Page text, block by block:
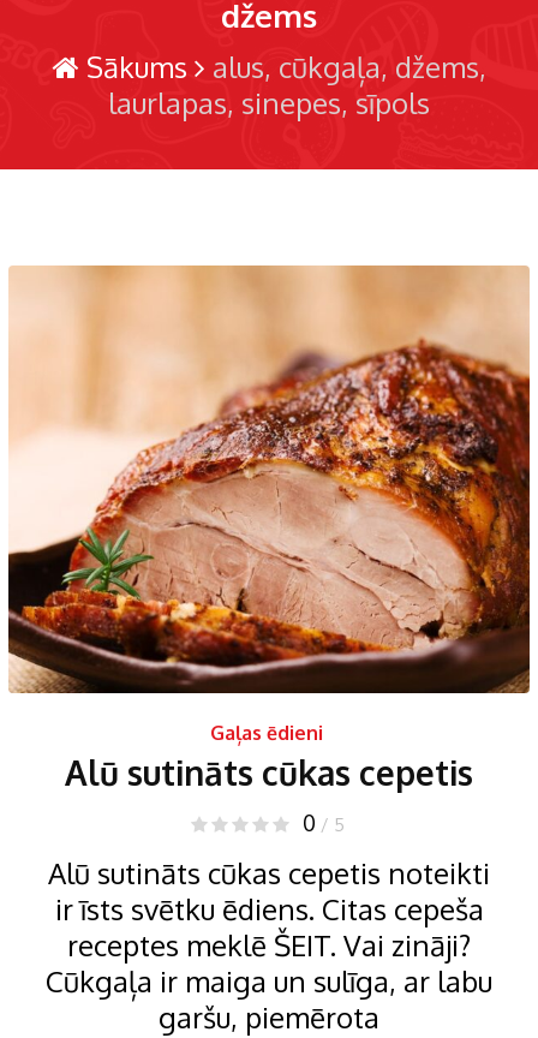
džems
Sākums alus cūkgaļa džems
laurlapas sinepes sīpols
Gaļas ēdieni
Alū sutināts cūkas cepetis
0 / 5
Alū sutināts cūkas cepetis noteikti
ir īsts svētku ēdiens. Citas cepeša
receptes meklē ŠEIT. Vai zināji?
Cūkgaļa ir maiga un sulīga, ar labu
garšu, piemērota